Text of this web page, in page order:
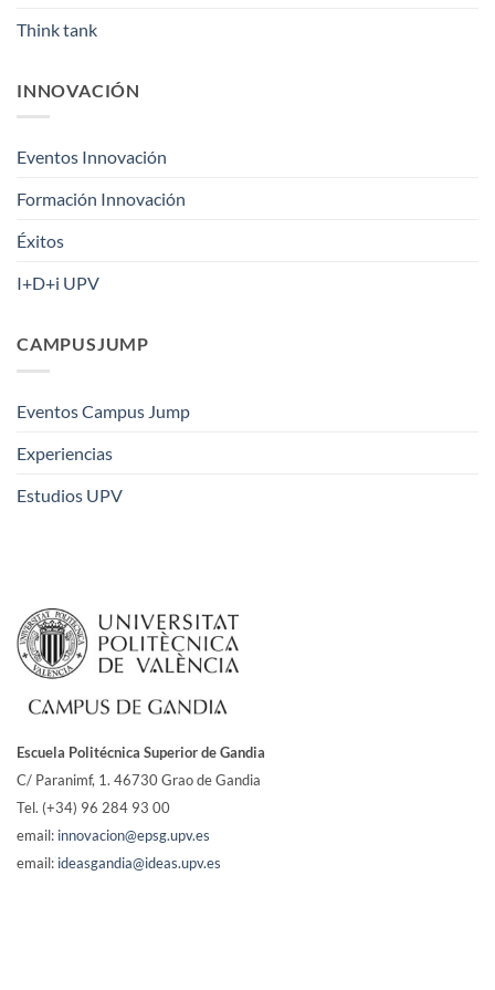
Think tank
INNOVACIÓN
Eventos Innovación
Formación Innovación
Éxitos
I+D+i UPV
CAMPUSJUMP
Eventos Campus Jump
Experiencias
Estudios UPV
Escuela Politécnica Superior de Gandia
C/ Paranimf, 1. 46730 Grao de Gandia
Tel. (+34) 96 284 93 00
email: innovacion@epsg.upv.es
email: ideasgandia@ideas.upv.es